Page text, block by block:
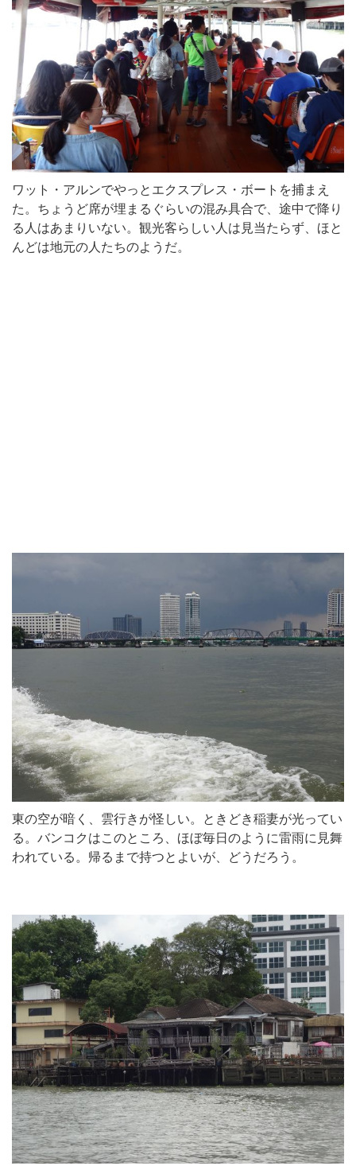
ワット・アルンでやっとエクスプレス・ボートを捕まえ
た。ちょうど席が埋まるぐらいの混み具合で、途中で降り
る人はあまりいない。観光客らしい人は見当たらず、ほと
んどは地元の人たちのようだ。
東の空が暗く、雲行きが怪しい。ときどき稲妻が光ってい
る。バンコクはこのところ、ほぼ毎日のように雷雨に見舞
われている。帰るまで持つとよいが、どうだろう。